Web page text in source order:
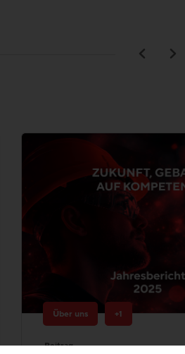
Jahresbericht 2025